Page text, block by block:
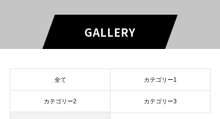
GALLERY
全て カテゴリー1
カテゴリー2 カテゴリー3